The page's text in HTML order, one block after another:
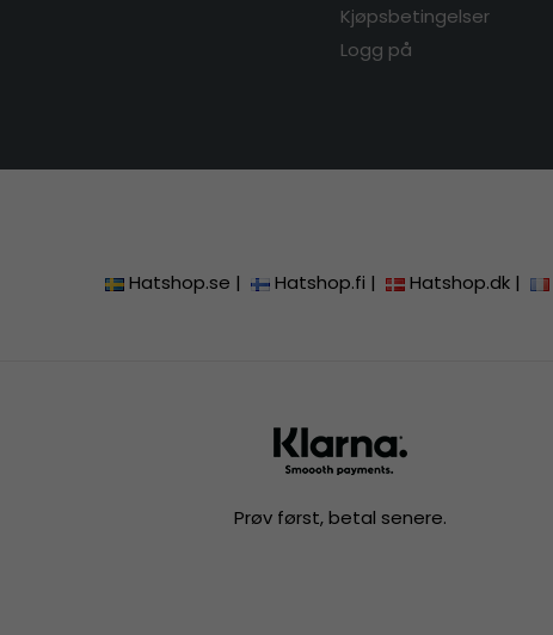
Kjøpsbetingelser
Logg på
Hatshop.se | Hatshop.fi | Hatshop.dk |
Prøv først, betal senere.